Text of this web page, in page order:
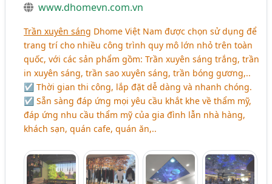
www.dhomevn.com.vn
Trần xuyên sáng Dhome Việt Nam được chọn sử dụng để
trang trí cho nhiều công trình quy mô lớn nhỏ trên toàn
quốc, với các sản phẩm gồm: Trần xuyên sáng trắng, trần
in xuyên sáng, trần sao xuyên sáng, trần bóng gương,..
☑ Thời gian thi công, lắp đặt dễ dàng và nhanh chóng.
☑ Sẵn sàng đáp ứng mọi yêu cầu khắt khe về thẩm mỹ,
đáp ứng nhu cầu thẩm mỹ của gia đình lẫn nhà hàng,
khách sạn, quán cafe, quán ăn,..